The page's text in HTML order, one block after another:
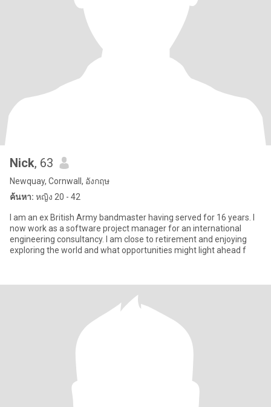
Nick, 63
Newquay, Cornwall, อังกฤษ
ค้นหา: หญิง 20 - 42
I am an ex British Army bandmaster having served for 16 years. I
now work as a software project manager for an international
engineering consultancy. I am close to retirement and enjoying
exploring the world and what opportunities might light ahead f